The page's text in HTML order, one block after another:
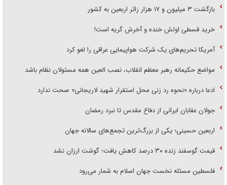
بازگشت ۳ میلیون و ۱۷ هزار زائر اربعین به کشور
خرید قسطی اولش خنده و آخرش گریه است!
آمریکا تحریم‌های یک شرکت هواپیمایی عراقی را لغو کرد
مواضع حکیمانه رهبر معظم انقلاب، نصب العین همه مسئولان نظام باشد
ادعا درباره «نحوه رد زنی محل استقرار شهید لاریجانی» صحت ندارد
جولان عقابان ایرانی از دفاع مقدس تا نبرد رمضان
اربعین حسینی؛ یکی از بزرگ‌ترین تجمع‌های سالانه جهان
قیمت گوسفند زنده ۳۰ درصد کاهش یافت؛ گوشت ارزان نشد
فلسطین مسئله نخست جهان اسلام به شمار می‌رود